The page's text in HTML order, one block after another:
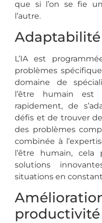
que si l’on se fie
l’autre.
Adaptabilité
L’IA est
problèmes
domaine de
l’être humain est
rapidement, de
défis et de trouver
des problèmes
combinée à
l’être humain,
solutions
situations en
productivité